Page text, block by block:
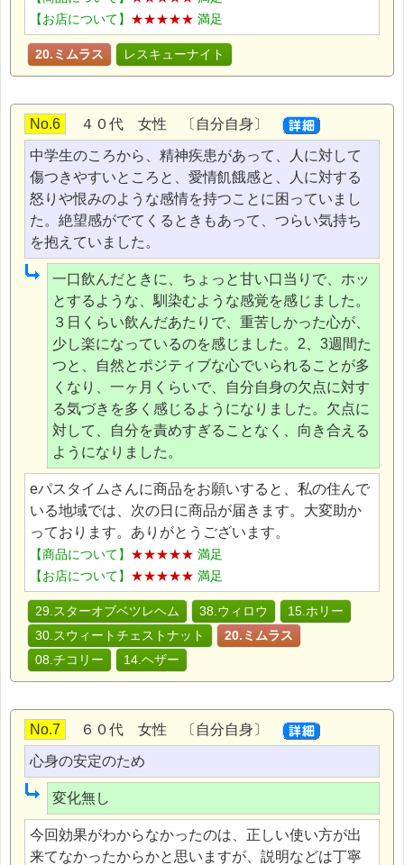
【お店について】 ★★★★★ 満足
20.ミムラス レスキューナイト
No.6 ４０代 女性 〔自分自身〕
中学生のころから、精神疾患があって、人に対して
傷つきやすいところと、愛情飢餓感と、人に対する
怒りや恨みのような感情を持つことに困っていまし
た。絶望感がでてくるときもあって、つらい気持ち
を抱えていました。
一口飲んだときに、ちょっと甘い口当りで、ホッ
とするような、馴染むような感覚を感じました。
３日くらい飲んだあたりで、重苦しかった心が、
少し楽になっているのを感じました。2、3週間た
つと、自然とポジティブな心でいられることが多
くなり、一ヶ月くらいで、自分自身の欠点に対す
る気づきを多く感じるようになりました。欠点に
対して、自分を責めすぎることなく、向き合える
ようになりました。
eパスタイムさんに商品をお願いすると、私の住んで
いる地域では、次の日に商品が届きます。大変助か
っております。ありがとうございます。
【商品について】 ★★★★★ 満足
【お店について】 ★★★★★ 満足
29.スターオブベツレヘム 38.ウィロウ
15.ホリー
30.スウィートチェストナット
20.ミムラス
08.チコリー
14.ヘザー
No.7 ６０代 女性 〔自分自身〕
心身の安定のため
変化無し
今回効果がわからなかったのは、正しい使い方が出
来てなかったからかと思いますが、説明などは丁寧